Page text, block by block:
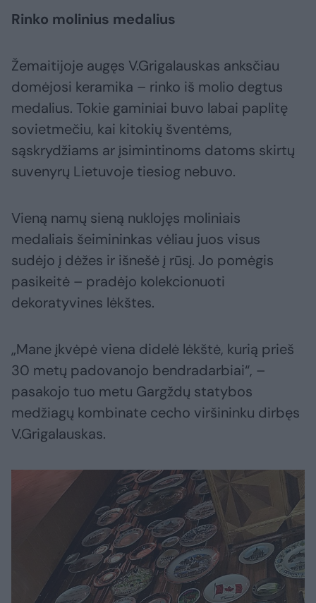
Rinko molinius medalius
Žemaitijoje augęs V.Grigalauskas anksčiau
domėjosi keramika – rinko iš molio degtus
medalius. Tokie gaminiai buvo labai paplitę
sovietmečiu, kai kitokių šventėms,
sąskrydžiams ar įsimintinoms datoms skirtų
suvenyrų Lietuvoje tiesiog nebuvo.
Vieną namų sieną nuklojęs moliniais
medaliais šeimininkas vėliau juos visus
sudėjo į dėžes ir išnešė į rūsį. Jo pomėgis
pasikeitė – pradėjo kolekcionuoti
dekoratyvines lėkštes.
„Mane įkvėpė viena didelė lėkštė, kurią prieš
30 metų padovanojo bendradarbiai“, –
pasakojo tuo metu Gargždų statybos
medžiagų kombinate cecho viršininku dirbęs
V.Grigalauskas.